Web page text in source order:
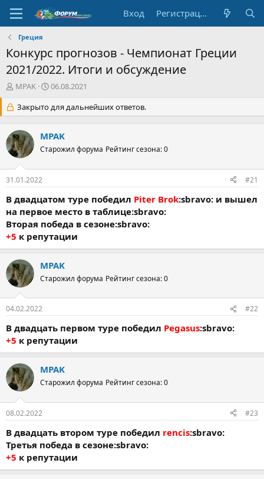
Вход Регистрация
Греция
Конкурс прогнозов - Чемпионат Греции
2021/2022. Итоги и обсуждение
А
т
о
р
т
е
м
ы
MPAK
Д
т
а
а
ч
л
06.08.2021
Закрыто для дальнейших ответов.
MPAK
Старожил форума Рейтинг сезона: 0
31.01.2022 #21
В двадцатом туре победил Piter Brok:sbravo: и вышел
на первое место в таблице:sbravo:
Вторая победа в сезоне:sbravo:
+5 к репутации
MPAK
Старожил форума Рейтинг сезона: 0
04.02.2022 #22
В двадцать первом туре победил Pegasus:sbravo:
+5 к репутации
MPAK
Старожил форума Рейтинг сезона: 0
08.02.2022 #23
В двадцать втором туре победил rencis:sbravo:
Третья победа в сезоне:sbravo:
+5 к репутации